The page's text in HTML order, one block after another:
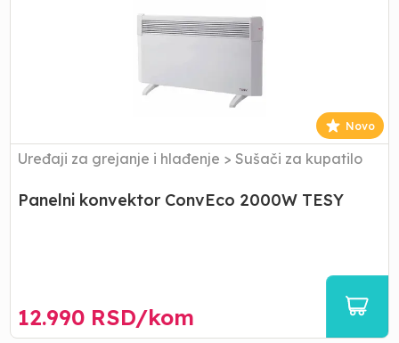
Novo
Uređaji za grejanje i hlađenje > Sušači za kupatilo
Panelni konvektor ConvEco 2000W TESY
12.990 RSD/kom